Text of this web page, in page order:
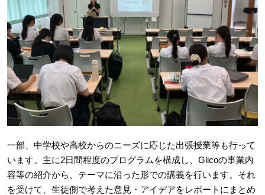
一部、中学校や高校からのニーズに応じた出張授業等も行って
います。主に2日間程度のプログラムを構成し、Glicoの事業内
容等の紹介から、テーマに沿った形での講義を行います。それ
を受けて、生徒側で考えた意見・アイデアをレポートにまとめ